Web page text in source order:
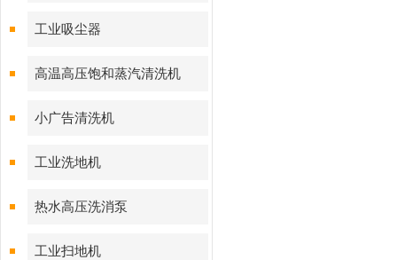
工业吸尘器
高温高压饱和蒸汽清洗机
小广告清洗机
工业洗地机
热水高压洗消泵
工业扫地机